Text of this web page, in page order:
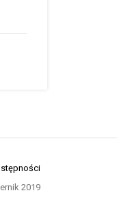
2019